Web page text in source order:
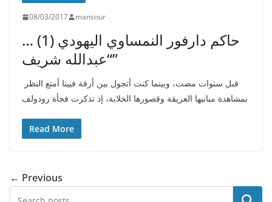
08/03/2017 mansour
حاكم دارفور النمساوي اليهودي (1) …
“عبدالله شريف”
بمشاهدة مبانيها العريقة وقصورها الخلابة، إذ تذكرت فجأة رودولف
Read More
← Previous